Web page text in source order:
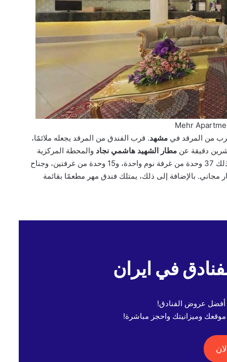
Mehr
من المرقد فيمشهد. قرب الفندق من المرقد يجعله ملائمًا،
دقيقة عنمطار الشهيد هاشمي نجاد والمحطة المركزية
للقطارات في مشهد. يحتوي فندق مهر على عدة وحدات شقق، بما في ذلك 37 وحدة من غرفة نوم واحدة، و15 وحدة من غرفتين، وجناح
بالإضافة إلى ذلك، يمتلك فندق مهر مطعمًا بقائمة
في ايران
أفضل عروض الفنادق!
وميزانيتك واحجز مباشرة!